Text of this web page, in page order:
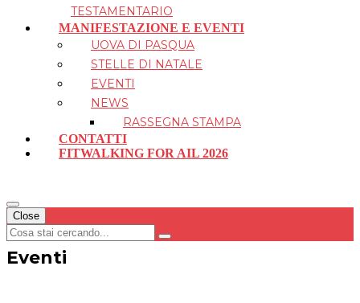
TESTAMENTARIO
MANIFESTAZIONE E EVENTI
UOVA DI PASQUA
STELLE DI NATALE
EVENTI
NEWS
RASSEGNA STAMPA
CONTATTI
FITWALKING FOR AIL 2026
Close
Eventi